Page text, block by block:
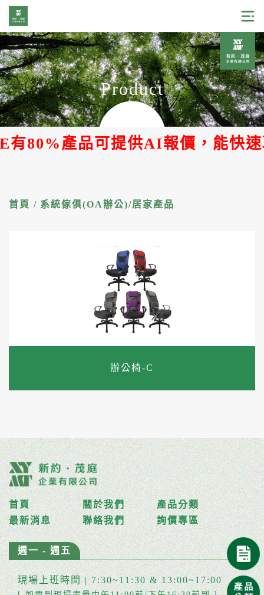
Product
80%產品可提供AI報價，能快速
首頁 / 系統傢俱(OA辦公)/居家產品
辦公椅-C
首頁 關於我們
產品分類
最新消息
聯絡我們 詢價專區
週一 - 週五
現場上班時間 | 7:30~11:30 & 13:00~17:00